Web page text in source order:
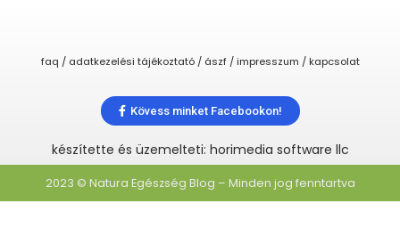
faq / adatkezelési tájékoztató / ászf / impresszum / kapcsolat
Kövess minket Facebookon!
készítette és üzemelteti: horimedia software llc
2023 © Natura Egészség Blog – Minden jog fenntartva